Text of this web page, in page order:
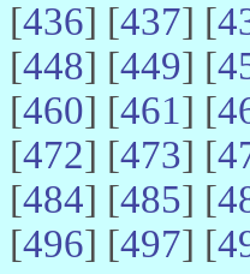
[436] [437] [
[448] [449] [
[460] [461] [
[472] [473] [
[484] [485] [
[496] [497] [